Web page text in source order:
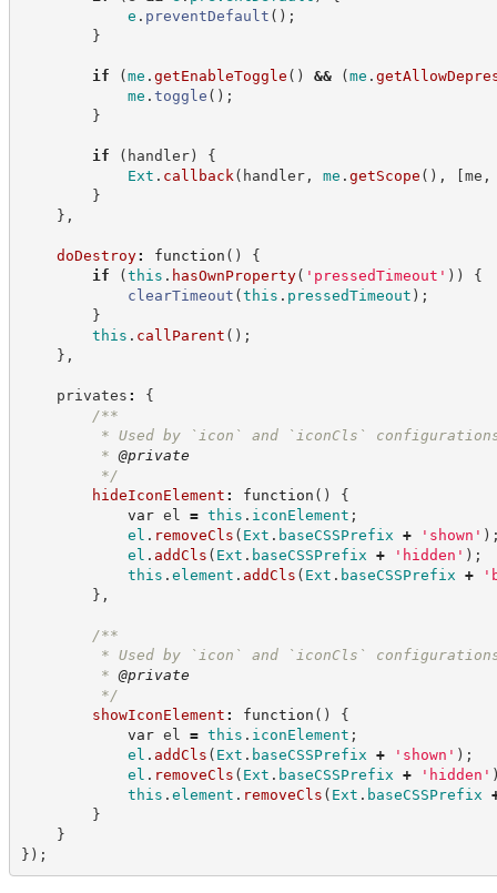
e . preventDefault ( ) ;
}
if (me . getEnableToggle ( ) && (me .
me . toggle ( ) ;
}
if ( handler)
{
Ext . callback ( handler, me . getScope ( ) , [me ,
}
} ,
doDestroy: function ( )
{
if
(this . hasOwnProperty( ' pressedTimeout ' ) )
{
clearTimeout (this . pressedTimeout ) ;
}
this . callParent ( ) ;
} ,
privates :
{
/**
* Used by `icon` and `iconCls` configurations
* @private
*/
hideIconElement : function ( )
{
var el = this . iconElement ;
el . removeCls ( Ext . baseCSSPrefix + ' shown ' )
el . addCls ( Ext . baseCSSPrefix + ' hidden ' ) ;
this . element . addCls ( Ext . baseCSSPrefix + '
} ,
/**
* Used by `icon` and `iconCls` configurations
* @private
*/
showIconElement : function ( )
{
var el = this . iconElement ;
el . addCls ( Ext . baseCSSPrefix + ' shown ' ) ;
el . removeCls ( Ext . baseCSSPrefix + ' hidden '
this . element . removeCls ( Ext . baseCSSPrefix
}
}
} ) ;